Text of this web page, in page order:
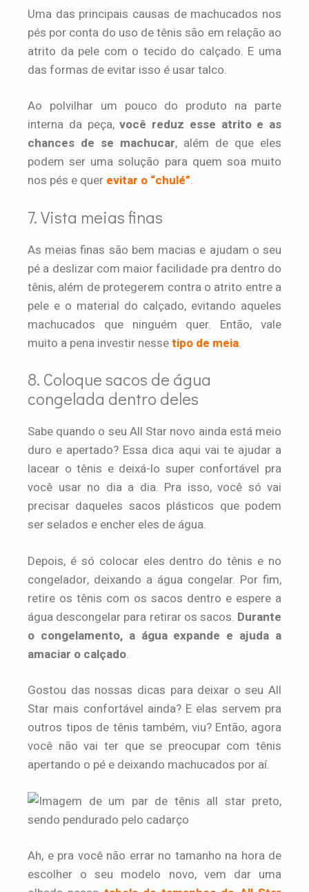
Uma das principais causas de machucados nos
pés por conta do uso de tênis são em relação ao
atrito da pele com o tecido do calçado. E uma
das formas de evitar isso é usar talco.
Ao polvilhar um pouco do produto na parte
interna da peça,você reduz esse atrito e as
chances de se machucar, além de que eles
podem ser uma solução para quem soa muito
nos pés e quer evitar o “chulé”.
7. Vista meias finas
As meias finas são bem macias e ajudam o seu
pé a deslizar com maior facilidade pra dentro do
tênis, além de protegerem contra o atrito entre a
pele e o material do calçado, evitando aqueles
machucados que ninguém quer. Então, vale
muito a pena investir nessetipo de meia.
8. Coloque sacos de água
congelada dentro deles
Sabe quando o seu All Star novo ainda está meio
duro e apertado? Essa dica aqui vai te ajudar a
lacear o tênis e deixá-lo super confortável pra
você usar no dia a dia. Pra isso, você só vai
precisar daqueles sacos plásticos que podem
ser selados e encher eles de água.
Depois, é só colocar eles dentro do tênis e no
congelador, deixando a água congelar. Por fim,
retire os tênis com os sacos dentro e espere a
água descongelar para retirar os sacos. Durante
o congelamento, a água expande e ajuda a
amaciar o calçado.
Gostou das nossas dicas para deixar o seu All
Star mais confortável ainda? E elas servem pra
outros tipos de tênis também, viu? Então, agora
você não vai ter que se preocupar com tênis
apertando o pé e deixando machucados por aí.
Ah, e pra você não errar no tamanho na hora de
escolher o seu modelo novo, vem dar uma